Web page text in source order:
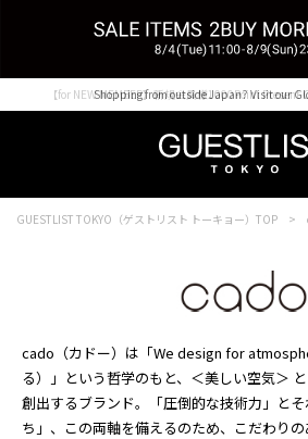
Shopping from outside Japan? Visit our
【for NEW MEMBER】新規会員様1000Point
GUESTLIST TOKYO（ゲストリスト トーキョー）TOP
cado（カドー）は「We design for
る）」という哲学のもと、＜美しい空気＞
創出するブランド。「圧倒的な技術力」と
ち」、この両軸を備えるのため、こだわり